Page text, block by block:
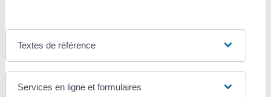
Textes de référence
Services en ligne et formulaires